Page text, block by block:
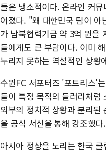
들은 냉소적이다. 온라인 커
어졌다. "왜 대한민국 팀이 아
가 남북협력기금 약 3억 원을
들에게도 큰 부담이다. 이미
누리지 못하는 역설적인 상황
수원FC 서포터즈 '포트리스'
들이 특정 목적의 들러리처럼
외부의 정치적 상황과 분리된
을 공식 서신을 통해 강조했다.
아시아 정상을 노리는 한국